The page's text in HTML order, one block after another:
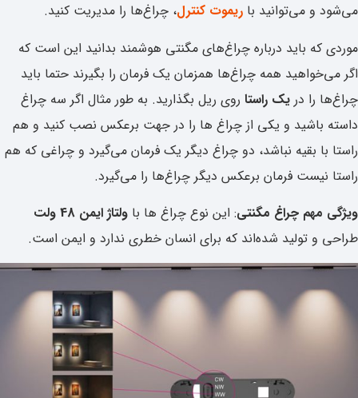
می‌شود و می‌توانید با ریموت کنترل، چراغ‌ها را مدیریت کنید.
موردی که باید درباره چراغ‌های مگنتی هوشمند بدانید این است که
اگر می‌خواهید همه چراغ‌ها همزمان یک فرمان را بگیرند حتما باید
چراغ‌ها را در یک راستا روی ریل بگذارید. به طور مثال اگر سه چراغ
داسته باشید و یکی از چراغ ها را در جهت برعکس نصب کنید و هم
راستا با بقیه نباشد، دو چراغ دیگر یک فرمان می‌گیرد و چراغی که هم
راستا نیست فرمان برعکس دیگر چراغ‌ها را می‌گیرد.
ویژگی مهم چراغ مگنتی: این نوع چراغ ها با ولتاژ ایمن 48 ولت
طراحی و تولید شده‌اند که برای انسان خطری ندارد و ایمن است.